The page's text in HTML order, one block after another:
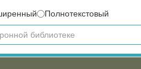
Полнотекстовый